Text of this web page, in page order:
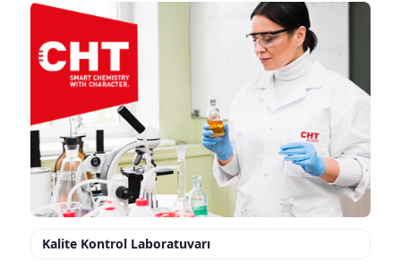
Kalite Kontrol Laboratuvarı